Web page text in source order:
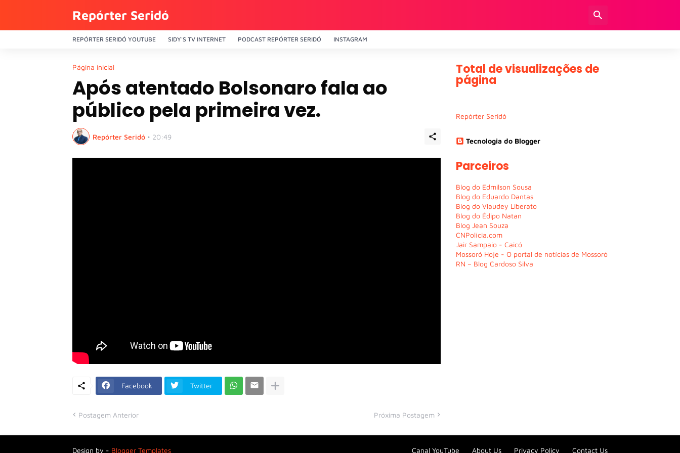
Repórter Seridó
REPÓRTER SERIDÓ YOUTUBE SIDY'S TV INTERNET PODCAST REPÓRTER SERIDÓ INSTAGRAM
Página inicial
Após atentado Bolsonaro fala ao
público pela primeira vez.
Repórter Seridó • 20:49
Facebook Twitter
Postagem Anterior Próxima Postagem
Total de visualizações de
página
Repórter Seridó
Tecnologia do Blogger
Parceiros
Blog do Edmilson Sousa
Blog do Eduardo Dantas
Blog do Vlaudey Liberato
Blog do Édipo Natan
Blog Jean Souza
CNPolícia.com
Jair Sampaio - Caicó
Mossoró Hoje - O portal de notícias de Mossoró
RN – Blog Cardoso Silva
Design by - Blogger Templates Canal YouTube About Us Privacy Policy Contact Us